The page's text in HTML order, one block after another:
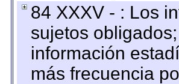
84 XXXV - : Los
sujetos obligados;
información
más frecuencia